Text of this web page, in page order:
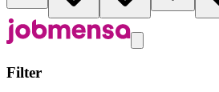
Filter